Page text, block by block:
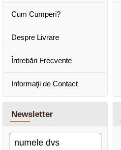
Cum Cumperi?
Despre Livrare
Întrebări Frecvente
Informaţii de Contact
Newsletter